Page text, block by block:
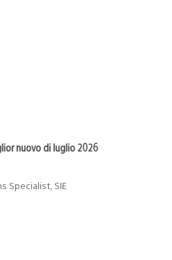
nuovo di luglio 2026
Specialist, SIE